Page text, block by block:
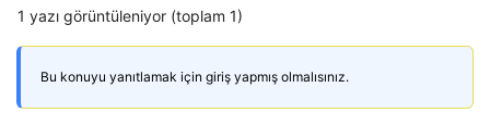
1 yazı görüntüleniyor (toplam 1)
Bu konuyu yanıtlamak için giriş yapmış olmalısınız.